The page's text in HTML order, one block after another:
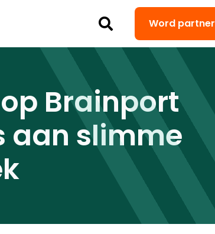
Word partner
Brainport
aan slimme